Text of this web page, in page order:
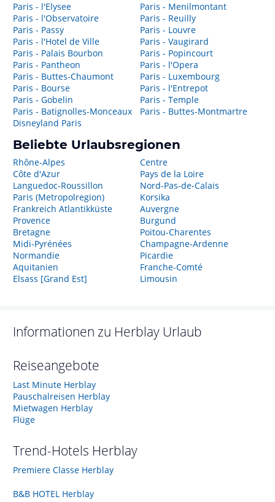
Paris - l'Elysee
Paris - l'Observatoire
Paris - Passy
Paris - l'Hotel de Ville
Paris - Palais Bourbon
Paris - Pantheon
Paris - Buttes-Chaumont
Paris - Bourse
Paris - Gobelin
Paris - Batignolles-Monceaux
Disneyland Paris
Paris - Menilmontant
Paris - Reuilly
Paris - Louvre
Paris - Vaugirard
Paris - Popincourt
Paris - l'Opera
Paris - Luxembourg
Paris - l'Entrepot
Paris - Temple
Paris - Buttes-Montmartre
Beliebte Urlaubsregionen
Rhône-Alpes
Côte d'Azur
Languedoc-Roussillon
Paris (Metropolregion)
Frankreich Atlantikküste
Provence
Bretagne
Midi-Pyrénées
Normandie
Aquitanien
Elsass [Grand Est]
Centre
Pays de la Loire
Nord-Pas-de-Calais
Korsika
Auvergne
Burgund
Poitou-Charentes
Champagne-Ardenne
Picardie
Franche-Comté
Limousin
Informationen zu Herblay Urlaub
Reiseangebote
Last Minute Herblay
Pauschalreisen Herblay
Mietwagen Herblay
Flüge
Trend-Hotels Herblay
Premiere Classe Herblay
B&B HOTEL Herblay